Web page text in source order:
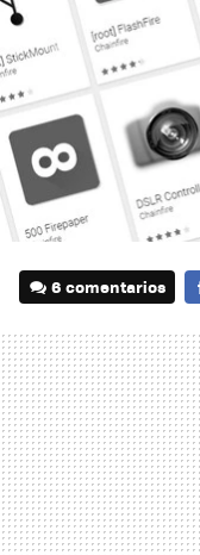
6 comentarios